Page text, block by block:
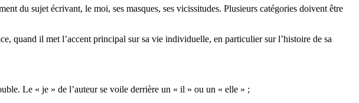
du sujet écrivant, le moi, ses masques, ses vicissitudes. Plusieurs catégories doivent être
quand il met l’accent principal sur sa vie individuelle, en particulier sur l’histoire de sa
Le « je » de l’auteur se voile derrière un « il » ou un « elle » ;